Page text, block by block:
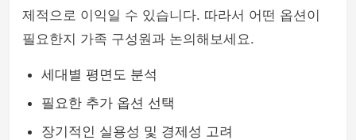
제적으로 이익일 수 있습니다. 따라서 어떤 옵션이
필요한지 가족 구성원과 논의해보세요.
세대별 평면도 분석
필요한 추가 옵션 선택
장기적인 실용성 및 경제성 고려